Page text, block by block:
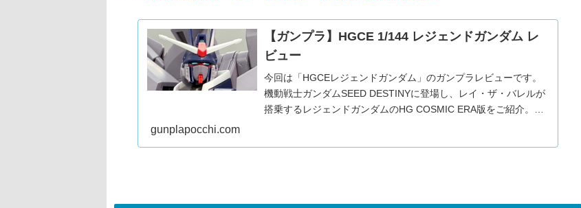
【ガンプラ】HGCE 1/144 レジェンドガンダム レ
ビュー
今回は「HGCEレジェンドガンダム」のガンプラレビューです。
機動戦士ガンダムSEED DESTINYに登場し、レイ・ザ・バレルが
搭乗するレジェンドガンダムのHG COSMIC ERA版をご紹介。
gunplapocchi.com